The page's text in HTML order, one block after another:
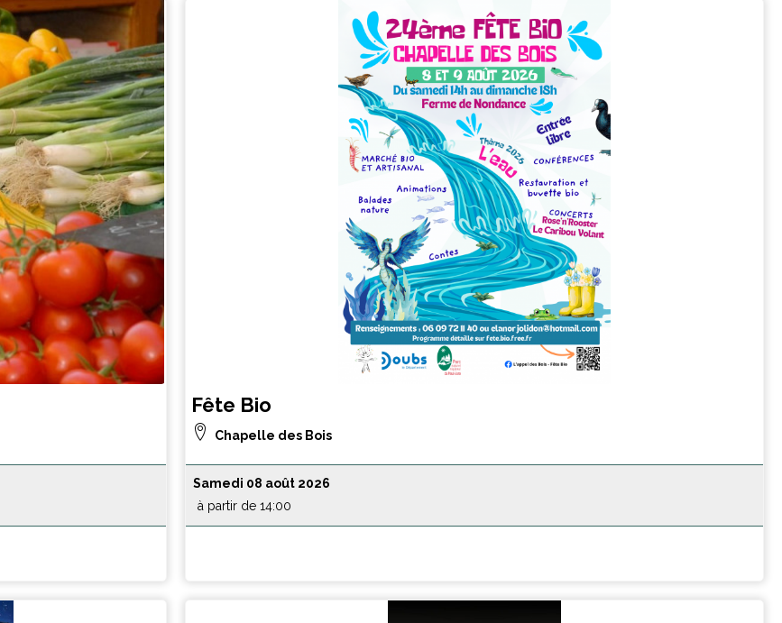
Fête Bio
Chapelle des Bois
Samedi 08 août 2026
à partir de 14:00